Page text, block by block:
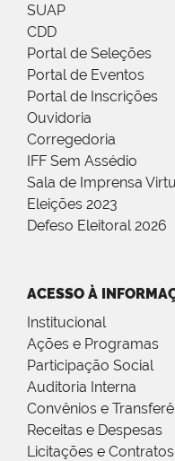
SUAP
CDD
Portal de Seleções
Portal de Eventos
Portal de Inscrições
Ouvidoria
Corregedoria
IFF Sem Assédio
Sala de Imprensa
Eleições 2023
Defeso Eleitoral 2026
ACESSO À
Institucional
Ações e Programas
Participação Social
Auditoria Interna
Convênios e
Receitas e Despesas
Licitações e Contratos